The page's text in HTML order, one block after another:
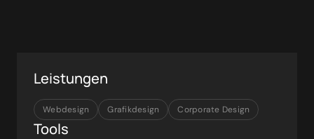
Leistungen
Webdesign Grafikdesign Corporate Design
Tools